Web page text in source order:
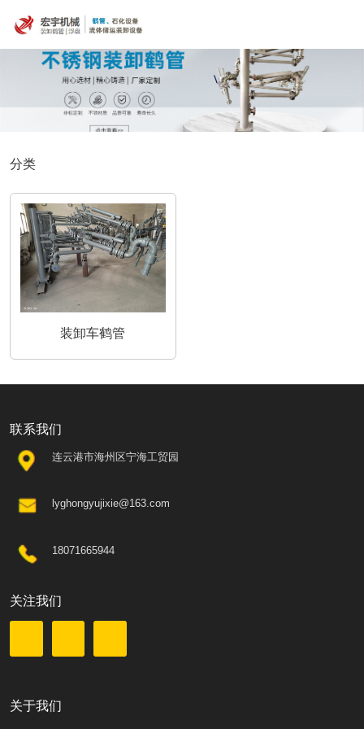
分类
装卸车鹤管
联系我们
连云港市海州区宁海工贸园
lyghongyujixie@163.com
18071665944
关注我们
关于我们